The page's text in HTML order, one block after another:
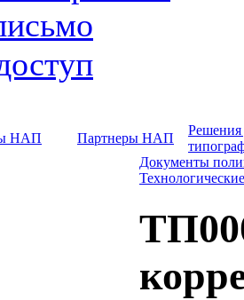
НАП Партнеры НАП
Решения
Документы